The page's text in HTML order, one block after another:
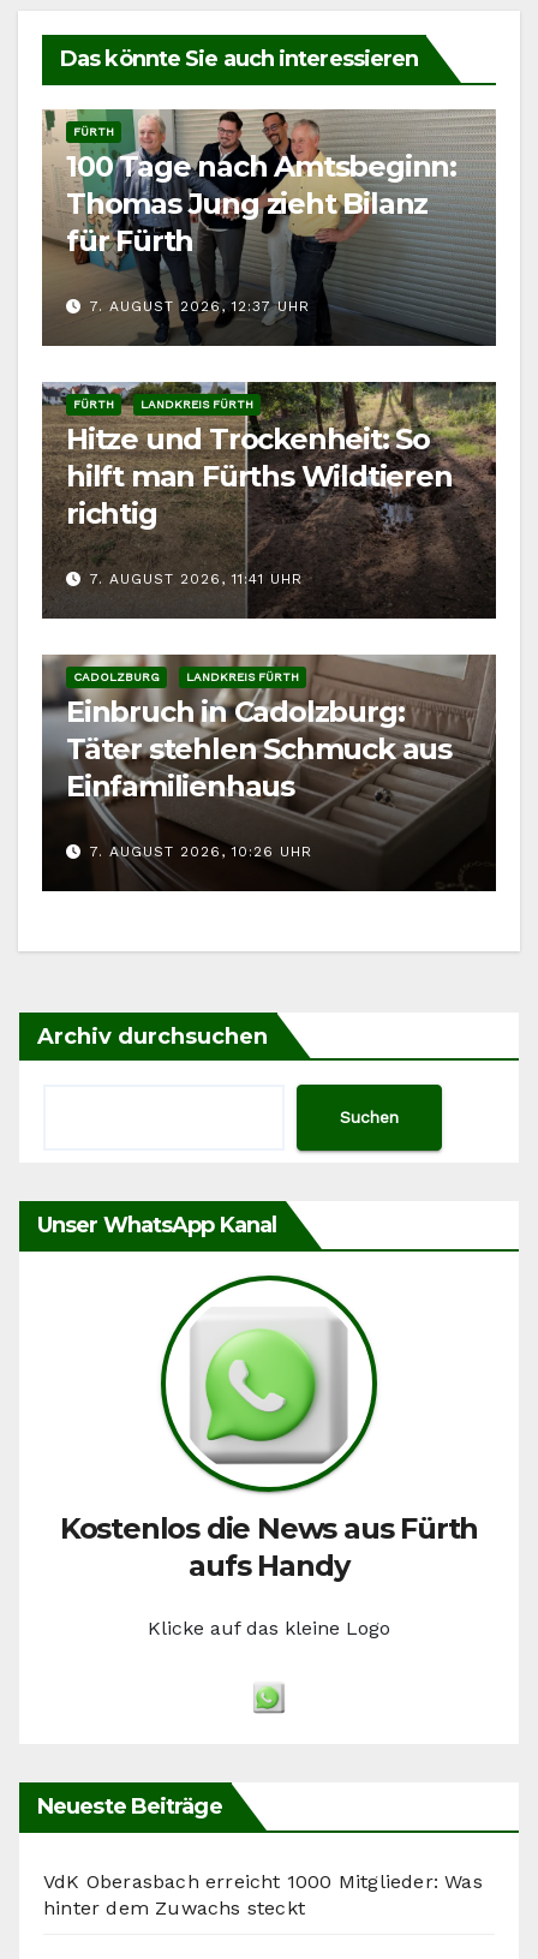
Das könnte Sie auch interessieren
FÜRTH
100 Tage nach Amtsbeginn:
Thomas Jung zieht Bilanz
für Fürth
7. AUGUST 2026, 12:37 UHR
FÜRTH LANDKREIS FÜRTH
Hitze und Trockenheit: So
hilft man Fürths Wildtieren
richtig
7. AUGUST 2026, 11:41 UHR
CADOLZBURG LANDKREIS FÜRTH
Einbruch in Cadolzburg:
Täter stehlen Schmuck aus
Einfamilienhaus
7. AUGUST 2026, 10:26 UHR
Archiv durchsuchen
Suchen
Unser WhatsApp Kanal
Kostenlos die News aus Fürth
aufs Handy
Klicke auf das kleine Logo
Neueste Beiträge
VdK Oberasbach erreicht 1000 Mitglieder: Was
hinter dem Zuwachs steckt